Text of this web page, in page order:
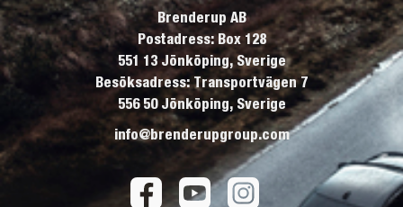
Brenderup AB
Postadress: Box 128
551 13 Jönköping, Sverige
Besöksadress: Transportvägen 7
556 50 Jönköping, Sverige
info@brenderupgroup.com